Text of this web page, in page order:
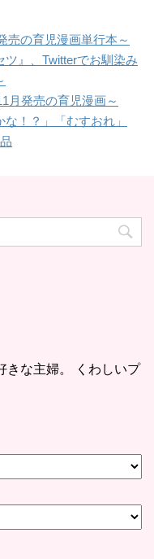
売の育児漫画単行本～
ツ』、Twitterでお馴染み
月発売の育児漫画～
！？」「むすおれ」
きな主婦。 くわしいプ